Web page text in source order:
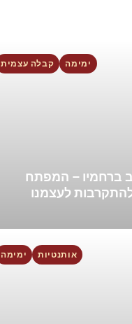
ימימה קבלה עצמית
ברחמיו – המפתח
לעצמנו
אותנטיות ימימה